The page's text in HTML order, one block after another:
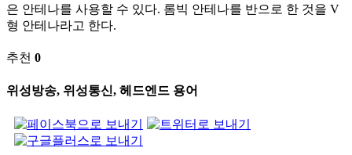
은 안테나를 사용할 수 있다. 롬빅 안테나를 반으로 한 것을 V
형 안테나라고 한다.
추천 0
위성방송, 위성통신, 헤드엔드 용어